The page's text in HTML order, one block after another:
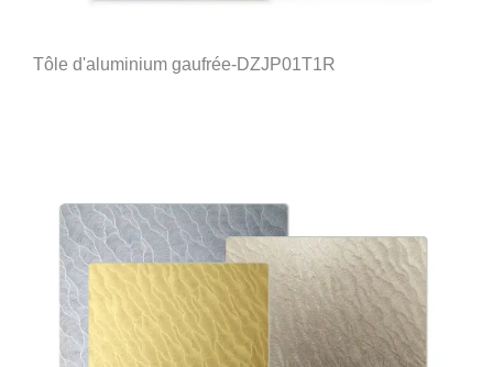
Tôle d'aluminium gaufrée-DZJP01T1R